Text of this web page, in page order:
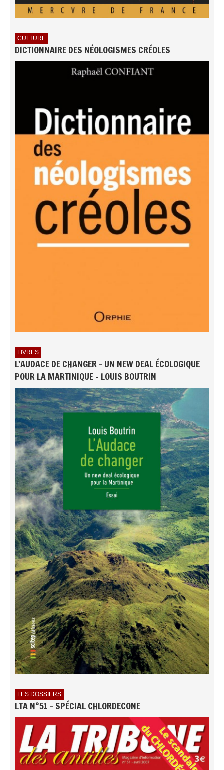
CULTURE
DICTIONNAIRE DES NÉOLOGISMES CRÉOLES
LIVRES
L'AUDACE DE CHANGER - UN NEW DEAL ÉCOLOGIQUE
POUR LA MARTINIQUE - LOUIS BOUTRIN
LES DOSSIERS
LTA N°51 - SPÉCIAL CHLORDECONE